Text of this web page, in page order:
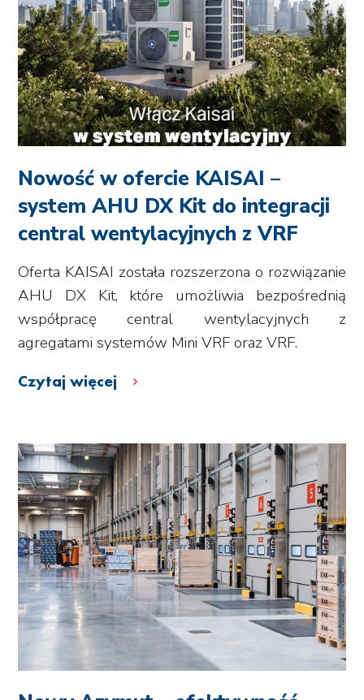
Nowość w ofercie KAISAI –
system AHU DX Kit do integracji
central wentylacyjnych z VRF
Oferta KAISAI została rozszerzona o rozwiązanie
AHU DX Kit, które umożliwia bezpośrednią
współpracę central wentylacyjnych z
agregatami systemów Mini VRF oraz VRF.
Czytaj więcej